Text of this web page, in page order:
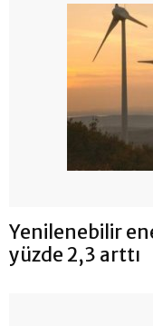
Yenilenebilir
yüzde 2,3 arttı